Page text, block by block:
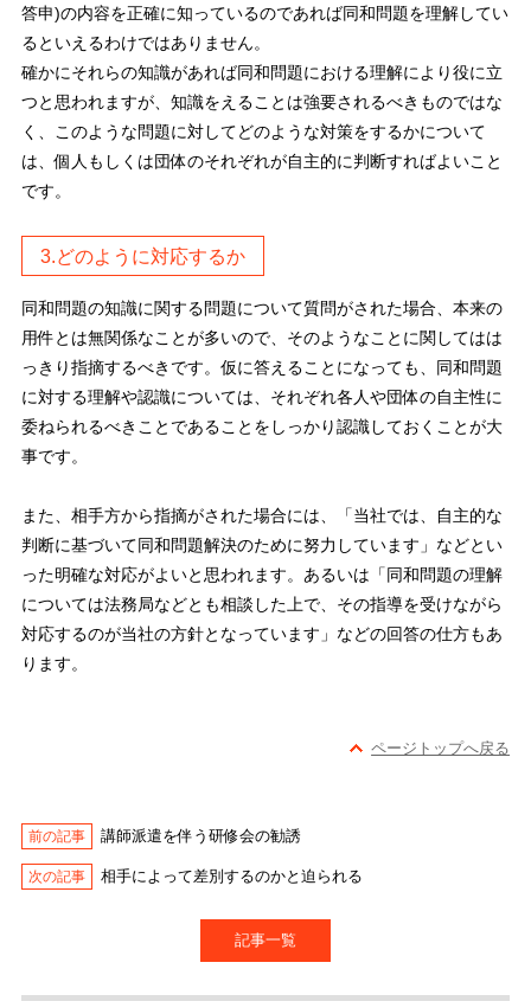
答申)の内容を正確に知っているのであれば同和問題を理解してい
るといえるわけではありません。
確かにそれらの知識があれば同和問題における理解により役に立
つと思われますが、知識をえることは強要されるべきものではな
く、このような問題に対してどのような対策をするかについて
は、個人もしくは団体のそれぞれが自主的に判断すればよいこと
です。
3.どのように対応するか
同和問題の知識に関する問題について質問がされた場合、本来の
用件とは無関係なことが多いので、そのようなことに関してはは
っきり指摘するべきです。仮に答えることになっても、同和問題
に対する理解や認識については、それぞれ各人や団体の自主性に
委ねられるべきことであることをしっかり認識しておくことが大
事です。
また、相手方から指摘がされた場合には、「当社では、自主的な
判断に基づいて同和問題解決のために努力しています」などとい
った明確な対応がよいと思われます。あるいは「同和問題の理解
については法務局などとも相談した上で、その指導を受けながら
対応するのが当社の方針となっています」などの回答の仕方もあ
ります。
ページトップへ戻る
講師派遣を伴う研修会の勧誘
相手によって差別するのかと迫られる
記事一覧